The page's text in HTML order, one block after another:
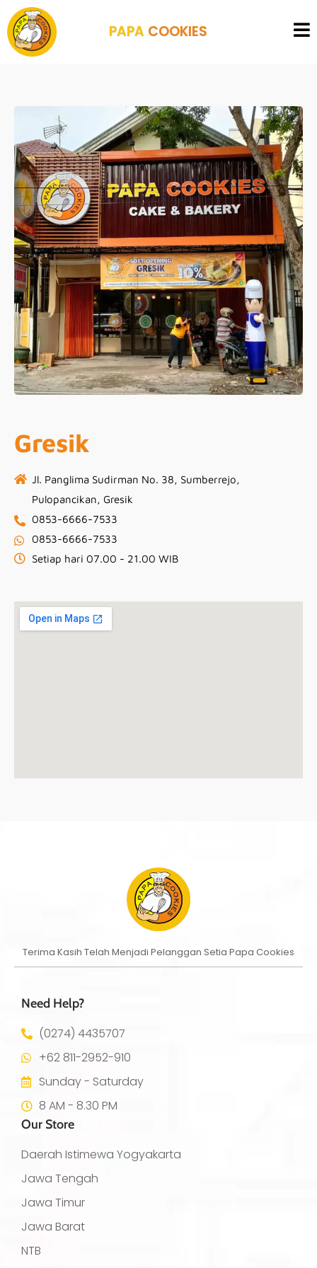
PAPA COOKIES
Gresik
Jl. Panglima Sudirman No. 38, Sumberrejo,
Pulopancikan, Gresik
0853-6666-7533
0853-6666-7533
Setiap hari 07.00 - 21.00 WIB
Need Help?
(0274) 4435707
+62 811-2952-910
Sunday - Saturday
8 AM - 8.30 PM
Terima Kasih Telah Menjadi Pelanggan Setia Papa Cookies
Our Store
Daerah Istimewa Yogyakarta
Jawa Tengah
Jawa Timur
Jawa Barat
NTB